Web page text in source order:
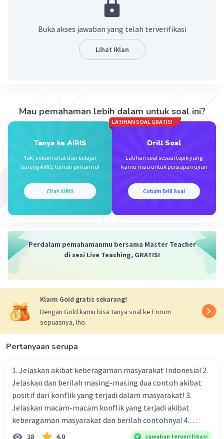
biasa. Organel ini terdapat hampir di semua sel
eukariotik dan banyak dijumpai pada organ tubuh
yang melaksanakan fungsi ekskresi, misalnya
Buka akses jawaban yang telah terverifikasi
Lihat Iklan
Mau pemahaman lebih dalam untuk soal ini?
Tanya ke AiRIS
Yuk, cobain chat dan belajar
bareng AiRIS, teman pintarmu!
Chat AiRIS
LATIHAN SOAL GRATIS!
Drill Soal
Latihan soal sesuai topik yang
kamu mau untuk persiapan ujian
Cobain Drill Soal
Perdalam pemahamanmu bersama Master Teacher
di sesi Live Teaching, GRATIS!
Klaim Gold gratis sekarang!
Dengan Gold kamu bisa tanya soal ke Forum
sepuasnya, lho.
Pertanyaan serupa
1. Jelaskan akibat keberagaman masyarakat Indonesia! 2.
Jelaskan dan berilah masing-masing dua contoh akibat
positif dari konflik yang terjadi dalam masyarakat! 3.
Jelaskan macam-macam konflik yang terjadi akibat
keberagaman masyarakat dan berilah contohnya! 4.
Mengapa dalam masyarakat yang memiliki keberagaman
38 4.0 Jawaban terverifikasi